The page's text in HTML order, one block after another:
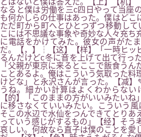
とはないと僕は答えた。【上】【机】
なると僕は労働を三c四日やって当座
も何かしらの仕事はあった。僕はどこ
ただ町から町へとひとつずつ移動し
こには不思議な事象や奇妙な人々充ち
に電話をかけてみた。彼女の声がた
だ。【，】┆【这】【样】「一時ヒッ
るんだけどc冬に音を上げて出て行っ
「父親が東京に来るとここで飯食うん
ことあるよ。俺はこういう気取った料
けどな」と永沢さんが言った。【减
うね。細かい計算はよくわからな
【的】「このままの方がいいみたい
に移さなくていいみたい。こういう
そこの水辺で水仙をつんできてとりあ
っていう感じがするもの」【经】そう
哀しい。何故なら直子は僕のことを愛